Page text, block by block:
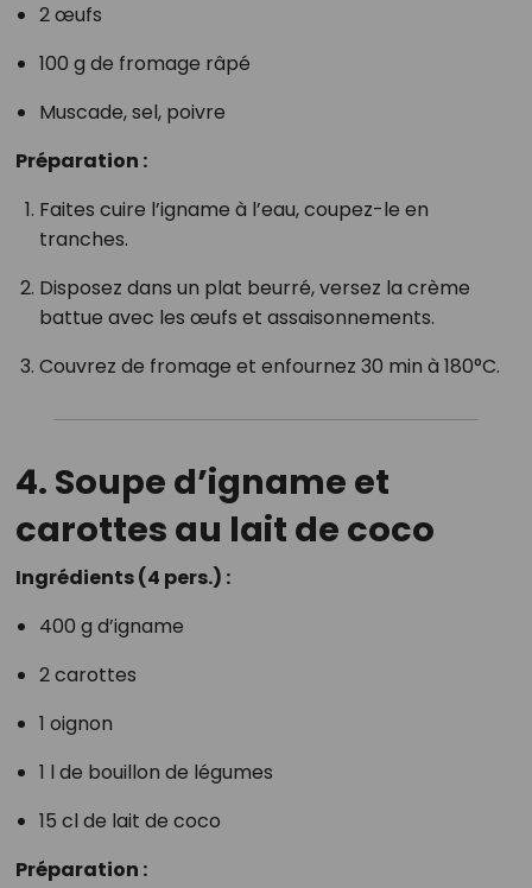
2 œufs
100 g de fromage râpé
Muscade, sel, poivre
Préparation :
Faites cuire l’igname à l’eau, coupez-le en
tranches.
Disposez dans un plat beurré, versez la crème
battue avec les œufs et assaisonnements.
Couvrez de fromage et enfournez 30 min à 180°C.
4. Soupe d’igname et
carottes au lait de coco
Ingrédients (4 pers.) :
400 g d’igname
2 carottes
1 oignon
1 l de bouillon de légumes
15 cl de lait de coco
Préparation :